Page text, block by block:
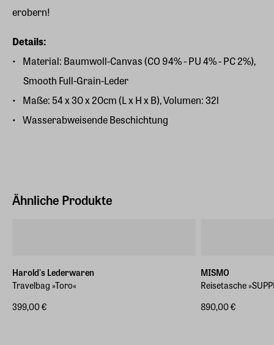
erobern!
Details:
Material: Baumwoll-Canvas (CO 94% - PU 4% - PC 2%),
Smooth Full-Grain-Leder
Maße: 54 x 30 x 20cm (L x H x B), Volumen: 32l
Wasserabweisende Beschichtung
Ähnliche Produkte
Harold's Lederwaren
Travelbag »Toro«
399,00 €
MISMO
Reisetasche
890,00 €